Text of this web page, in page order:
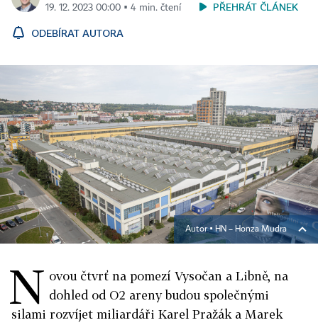
19. 12. 2023 00:00 ▪ 4 min. čtení
PŘEHRÁT ČLÁNEK
ODEBÍRAT AUTORA
Autor ▪ HN – Honza Mudra
N ovou čtvrť na pomezí Vysočan a Libně, na
dohled od O2 areny budou společnými
silami rozvíjet miliardáři Karel Pražák a Marek